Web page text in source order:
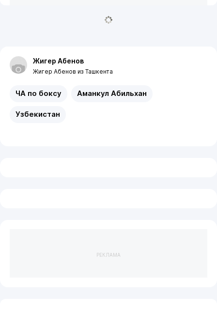
Жигер Абенов
Жигер Абенов из Ташкента
ЧА по боксу Аманкул Абильхан
Узбекистан
РЕКЛАМА